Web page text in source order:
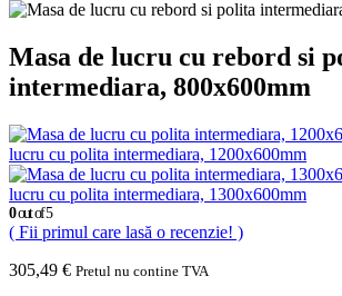
Masa de lucru cu rebord si
intermediara, 800x600mm
lucru cu polita intermediara, 1200x600mm
lucru cu polita intermediara, 1300x600mm
0out of 5
( Fii primul care lasă o recenzie! )
305,49 € Pretul nu contine TVA